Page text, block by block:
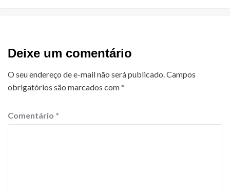
Deixe um comentário
O seu endereço de e-mail não será publicado.Campos
obrigatórios são marcados com*
Comentário *